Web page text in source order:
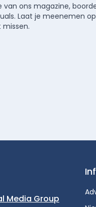
ons magazine,
Laat je meenemen
Media Group